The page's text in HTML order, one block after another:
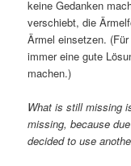
keine Gedanken
verschiebt, die
Ärmel einsetzen.
immer eine gute
machen.)
What is still missing
missing, because
decided to use